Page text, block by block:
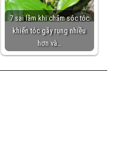
7 sai lầm khi chăm sóc tóc
khiến tóc gãy rụng nhiều
hơn và…